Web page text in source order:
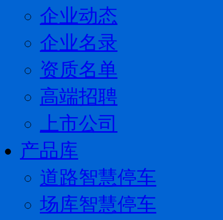
企业动态
企业名录
资质名单
高端招聘
上市公司
产品库
道路智慧停车
场库智慧停车